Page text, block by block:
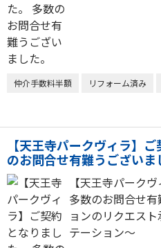
仲介手数料半額 リフォーム済み
【天王寺パークヴィラ】
のお問合せ有難うございま
【天王寺パーク
多数のお問合せ
ョンのリクエス
テーション～